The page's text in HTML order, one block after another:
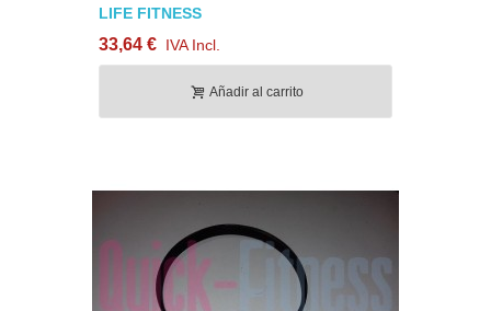
LIFE FITNESS
33,64 € IVA Incl.
Añadir al carrito